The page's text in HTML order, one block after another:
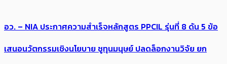
อว. – NIA ประกาศความสำเร็จหลักสูตร PPCIL รุ่นที่ 8 ดัน 5 ข้อ
เสนอนวัตกรรมเชิงนโยบาย ชูทุนมนุษย์ ปลดล็อกงานวิจัย ยก